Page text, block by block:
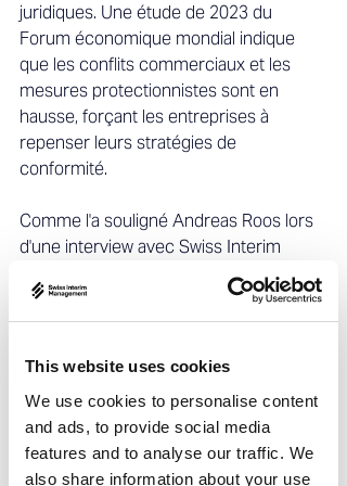
This website uses cookies
We use cookies to personalise content
and ads, to provide social media
features and to analyse our traffic. We
also share information about your use
juridiques. Une étude de 2023 du
Forum économique mondial indique
que les conflits commerciaux et les
mesures protectionnistes sont en
hausse, forçant les entreprises à
repenser leurs stratégies de
conformité.
Comme l'a souligné Andreas Roos lors
d'une interview avec Swiss Interim
Management, de nombreuses PME
suisses sous-estiment la nécessité de
contrôles à l'exportation complets. Elles
connaissance des clients, mais les
entreprises internationales avec des
milliers de clients font face à des
exigences de diligence renforcée. Des
pays comme l'Allemagne appliquent